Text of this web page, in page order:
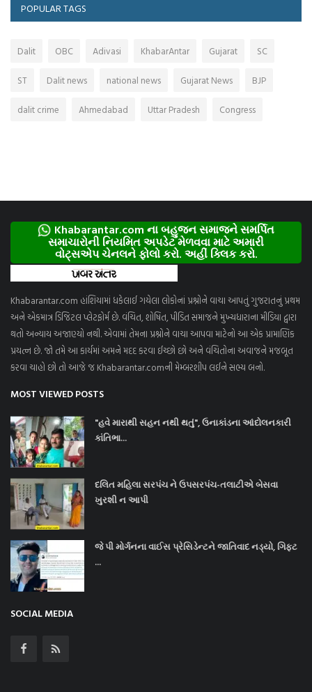
POPULAR TAGS
Dalit OBC Adivasi KhabarAntar Gujarat SC
ST Dalit news national news Gujarat News BJP
dalit crime Ahmedabad Uttar Pradesh Congress
Khabarantar.com ના બહુજન સમાજને સમર્પિત
સમાચારોની નિયમિત અપડેટ મેળવવા માટે અમારી
વોટ્સએપ ચેનલને ફોલો કરો. અહીં ક્લિક કરો.
Khabarantar.com હાંશિયામાં ધકેલાઈ ગયેલા લોકોનાં પ્રશ્નોને વાચા આપતું ગુજરાતનું પ્રથમ
અને એકમાત્ર ડિજિટલ પ્લેટફોર્મ છે. વંચિત, શોષિત, પીડિત સમાજને મુખ્યધારાના મીડિયા દ્વારા
થતો અન્યાય અજાણ્યો નથી. એવામાં તેમના પ્રશ્નોને વાચા આપવા માટેનો આ એક પ્રામાણિક
પ્રયત્ન છે. જો તમે આ કાર્યમાં અમને મદદ કરવા ઈચ્છો છો અને વંચિતોના અવાજને મજબૂત
કરવા ચાહો છો તો આજે જ Khabarantar.comની મેમ્બરશીપ લઈને સભ્ય બનો.
MOST VIEWED POSTS
"હવે મારાથી સહન નથી થતું", ઉનાકાંડના આંદોલનકારી
કાંતિભા...
દલિત મહિલા સરપંચ ને ઉપસરપંચ-તલાટીએ બેસવા
ખુરશી ન આપી
જે પી મોર્ગનના વાઈસ પ્રેસિડેન્ટને જાતિવાદ નડ્યો, ગિફ્ટ
...
SOCIAL MEDIA